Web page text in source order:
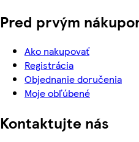
Pred prvým
Ako nakupovať
Registrácia
Objednanie doručenia
Moje obľúbené
Kontaktujte nás